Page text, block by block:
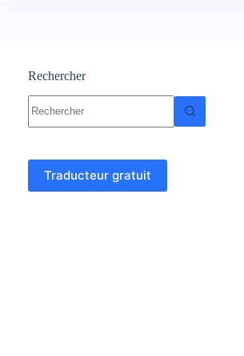
Rechercher
résultat
Traducteur gratuit